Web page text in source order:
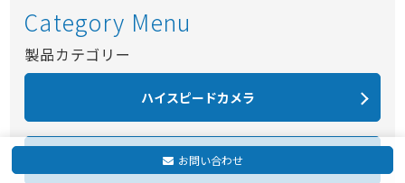
Category Menu
製品カテゴリー
ハイスピードカメラ
照明
お問い合わせ